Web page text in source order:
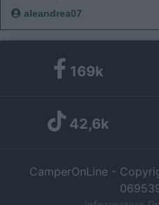
aleandrea07
169k
42,6k
CamperOnLine -